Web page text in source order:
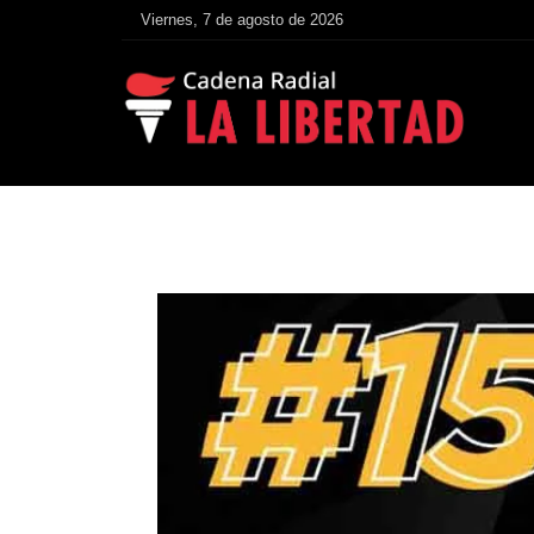
Viernes, 7 de agosto de 2026